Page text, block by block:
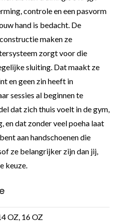
controle en een pasvorm
hand is bedacht. De
maken ze
zorgt voor die
sluiting. Dat maakt ze
en geen zin heeft in
sessies al beginnen te
dat zich thuis voelt in de gym,
en dat zonder veel poeha laat
aan handschoenen die
ze belangrijker zijn dan jij,
keuze.
OZ, 16 OZ